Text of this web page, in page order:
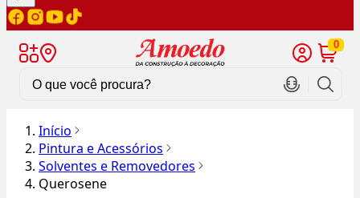
0
Início
Pintura e Acessórios
Solventes e Removedores
Querosene